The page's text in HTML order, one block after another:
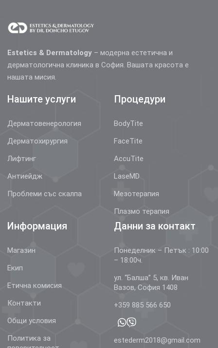
Estetics & Dermatology – модерна естетична и
дерматологична клиника в София. Вашата красота е
нашата мисия.
Нашите услуги
Дерматовенерология
Дерматохирургия
Лифтинг
Антиейдж
Проблеми със скалпа
Процедури
BodyTite
FaceTite
AccuTite
LaseMD
Мезотерапия
Плазмо терапия
Информация
Магазин
Екип
Етична комисия
Контакти
Общи условия
Политика за
Данни за контакт
Понеделник – Петък : 10:00
– 18:00ч.
ул. “Балша” 5, кв. Иван
Вазов, София 1408
+359 885 566 650
estederm2018@gmail.com